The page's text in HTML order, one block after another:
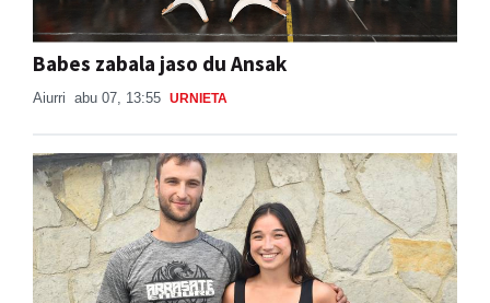
Babes zabala jaso du Ansak
Aiurri abu 07, 13:55 URNIETA